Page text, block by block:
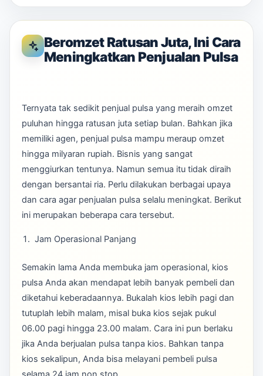
Beromzet Ratusan Juta, Ini Cara
Meningkatkan Penjualan Pulsa
Ternyata tak sedikit penjual pulsa yang meraih omzet
puluhan hingga ratusan juta setiap bulan. Bahkan jika
memiliki agen, penjual pulsa mampu meraup omzet
hingga milyaran rupiah. Bisnis yang sangat
menggiurkan tentunya. Namun semua itu tidak diraih
dengan bersantai ria. Perlu dilakukan berbagai upaya
dan cara agar penjualan pulsa selalu meningkat. Berikut
ini merupakan beberapa cara tersebut.
Jam Operasional Panjang
Semakin lama Anda membuka jam operasional, kios
pulsa Anda akan mendapat lebih banyak pembeli dan
diketahui keberadaannya. Bukalah kios lebih pagi dan
tutuplah lebih malam, misal buka kios sejak pukul
06.00 pagi hingga 23.00 malam. Cara ini pun berlaku
jika Anda berjualan pulsa tanpa kios. Bahkan tanpa
kios sekalipun, Anda bisa melayani pembeli pulsa